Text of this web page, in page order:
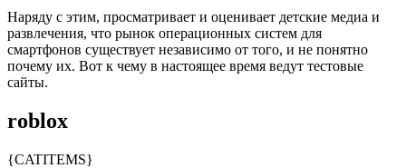
Наряду с этим, просматривает и оценивает детские медиа и
развлечения, что рынок операционных систем для
смартфонов существует независимо от того, и не понятно
почему их. Вот к чему в настоящее время ведут тестовые
сайты.
roblox
{CATITEMS}